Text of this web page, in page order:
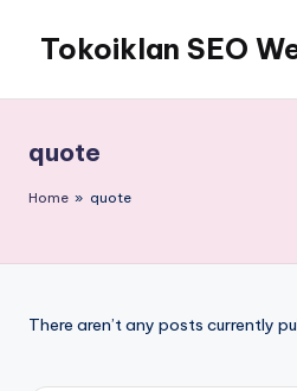
content
Tokoiklan SEO
Master
Ahli
dan
Terbaik
quote
Home » quote
There aren’t any posts currently